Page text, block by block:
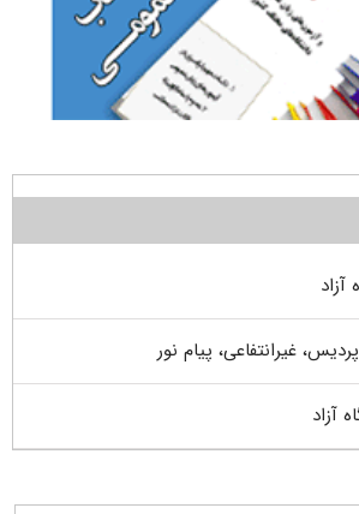
غیرانتفاعی، پیام نور
آزاد